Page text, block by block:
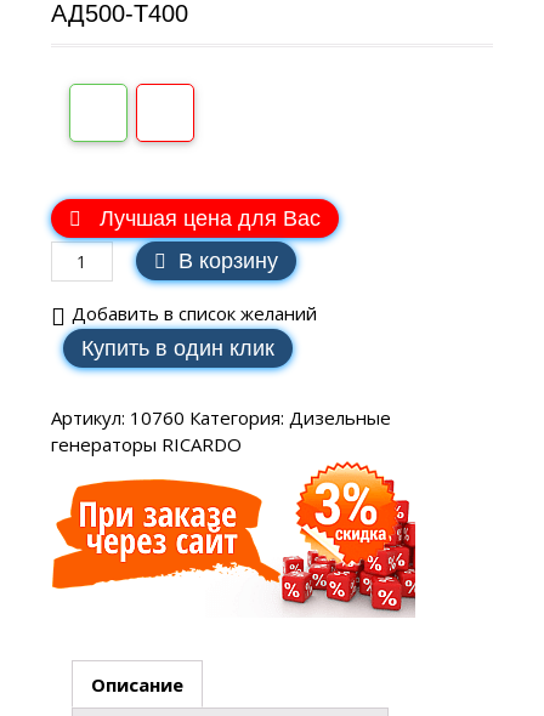
АД500-Т400
Лучшая цена для Вас В наличии
В корзину
Добавить в список желаний
Купить в один клик
Артикул: 10760 Категория: Дизельные
генераторы RICARDO
Описание